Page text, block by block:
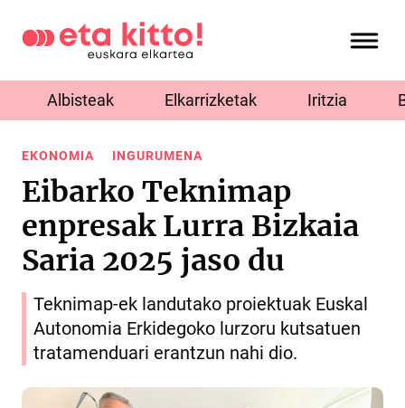
Albisteak Elkarrizketak Iritzia
EKONOMIA INGURUMENA
Eibarko Teknimap
enpresak Lurra Bizkaia
Saria 2025 jaso du
Teknimap-ek landutako proiektuak Euskal
Autonomia Erkidegoko lurzoru kutsatuen
tratamenduari erantzun nahi dio.